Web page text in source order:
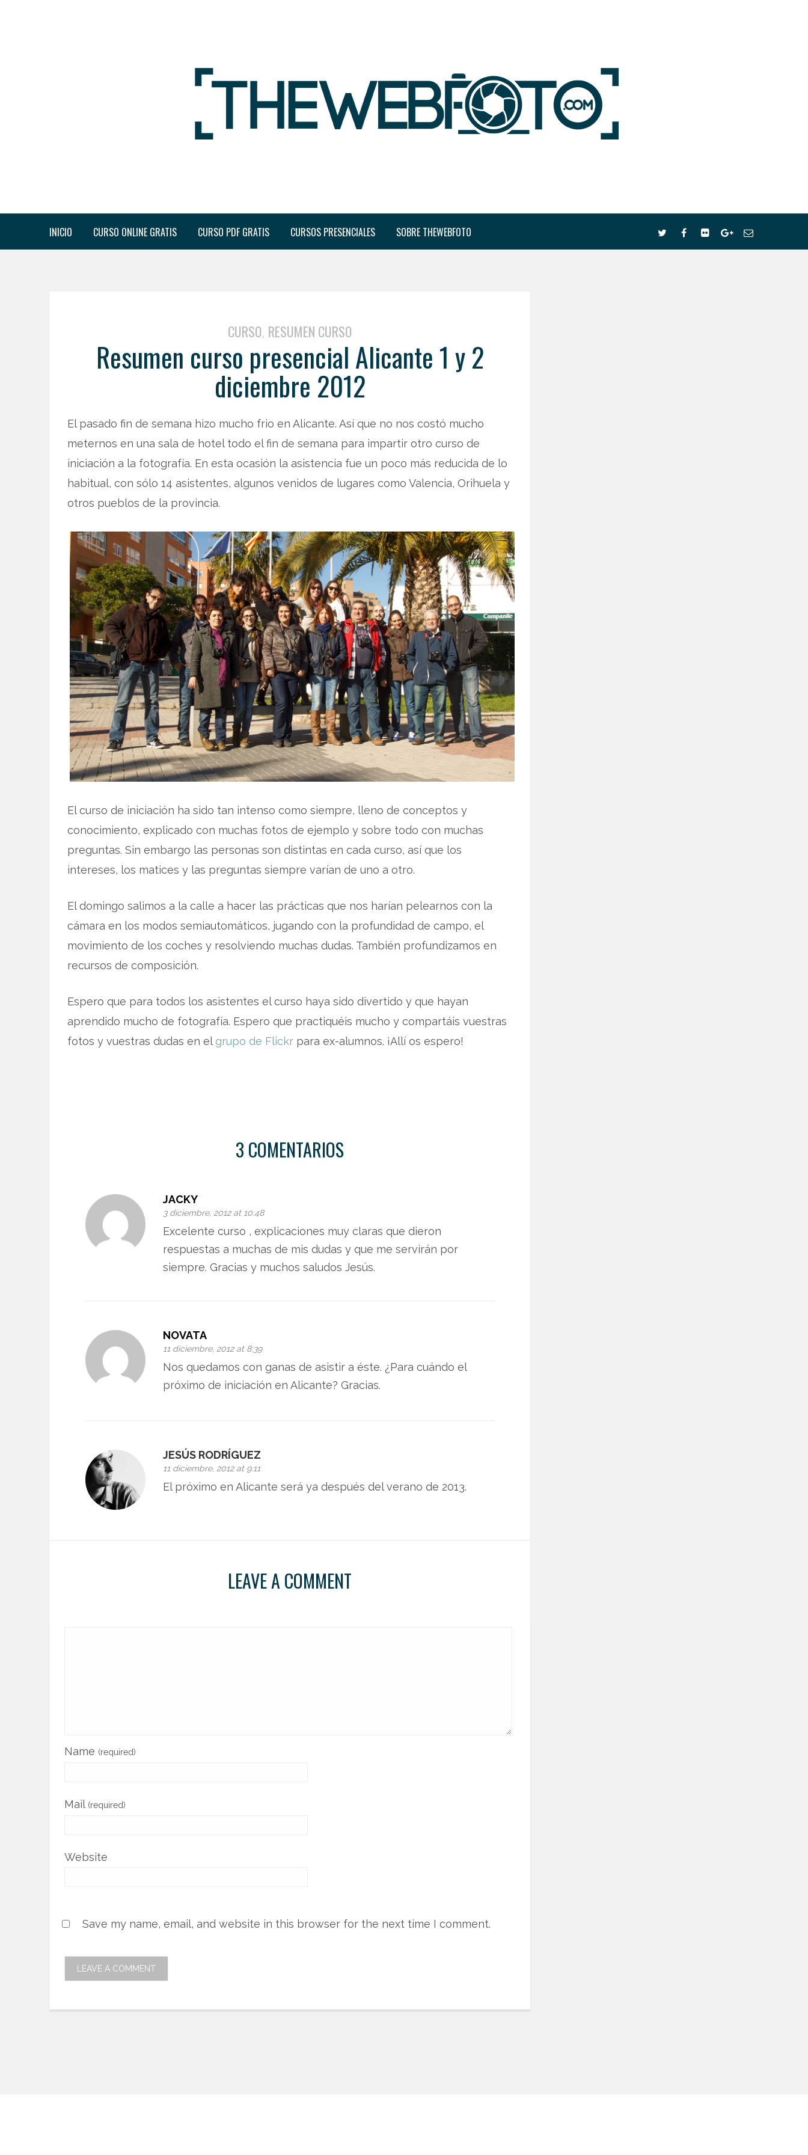
INICIO CURSO ONLINE GRATIS CURSO PDF GRATIS CURSOS PRESENCIALES SOBRE THEWEBFOTO
CURSO, RESUMEN CURSO
Resumen curso presencial Alicante 1 y 2
diciembre 2012
El pasado fin de semana hizo mucho frio en Alicante. Así que no nos costó mucho
meternos en una sala de hotel todo el fin de semana para impartir otro curso de
iniciación a la fotografía. En esta ocasión la asistencia fue un poco más reducida de lo
habitual, con sólo 14 asistentes, algunos venidos de lugares como Valencia, Orihuela y
otros pueblos de la provincia.
El curso de iniciación ha sido tan intenso como siempre, lleno de conceptos y
conocimiento, explicado con muchas fotos de ejemplo y sobre todo con muchas
preguntas. Sin embargo las personas son distintas en cada curso, así que los
intereses, los matices y las preguntas siempre varían de uno a otro.
El domingo salimos a la calle a hacer las prácticas que nos harían pelearnos con la
cámara en los modos semiautomáticos, jugando con la profundidad de campo, el
movimiento de los coches y resolviendo muchas dudas. También profundizamos en
recursos de composición.
Espero que para todos los asistentes el curso haya sido divertido y que hayan
aprendido mucho de fotografía. Espero que practiquéis mucho y compartáis vuestras
fotos y vuestras dudas en elgrupo de Flickr para ex-alumnos. ¡Allí os espero!
3 COMENTARIOS
JACKY
3 diciembre, 2012 at 10:48
Excelente curso , explicaciones muy claras que dieron
respuestas a muchas de mis dudas y que me servirán por
siempre. Gracias y muchos saludos Jesús.
NOVATA
11 diciembre, 2012 at 8:39
Nos quedamos con ganas de asistir a éste. ¿Para cuándo el
próximo de iniciación en Alicante? Gracias.
JESÚS RODRÍGUEZ
11 diciembre, 2012 at 9:11
El próximo en Alicante será ya después del verano de 2013.
LEAVE A COMMENT
Name (required)
Mail (required)
Website
Save my name, email, and website in this browser for the next time I comment.